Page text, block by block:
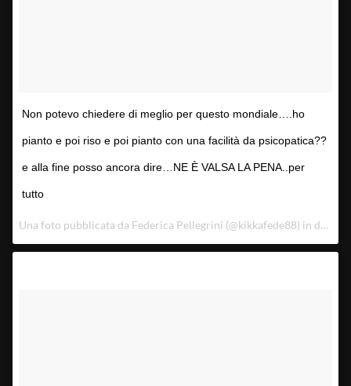
Non potevo chiedere di meglio per questo mondiale….ho
pianto e poi riso e poi pianto con una facilità da psicopatica??
e alla fine posso ancora dire…NE È VALSA LA PENA..per
tutto
Una foto pubblicata da Federica Pellegrini (@kikkafede88) in data: